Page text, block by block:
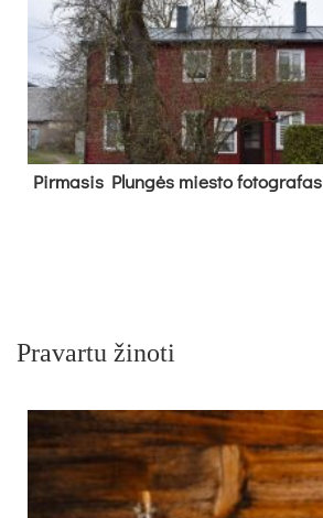
Pir­ma­sis Plun­gės mies­to fo­tog­ra­fas
Pravartu žinoti